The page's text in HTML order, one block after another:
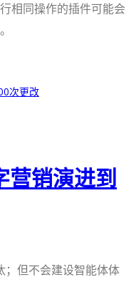
相同操作的插件可能会
次更改
营销演进到
；但不会建设智能体体